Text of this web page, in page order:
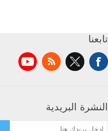
تابعنا
النشرة البريدية